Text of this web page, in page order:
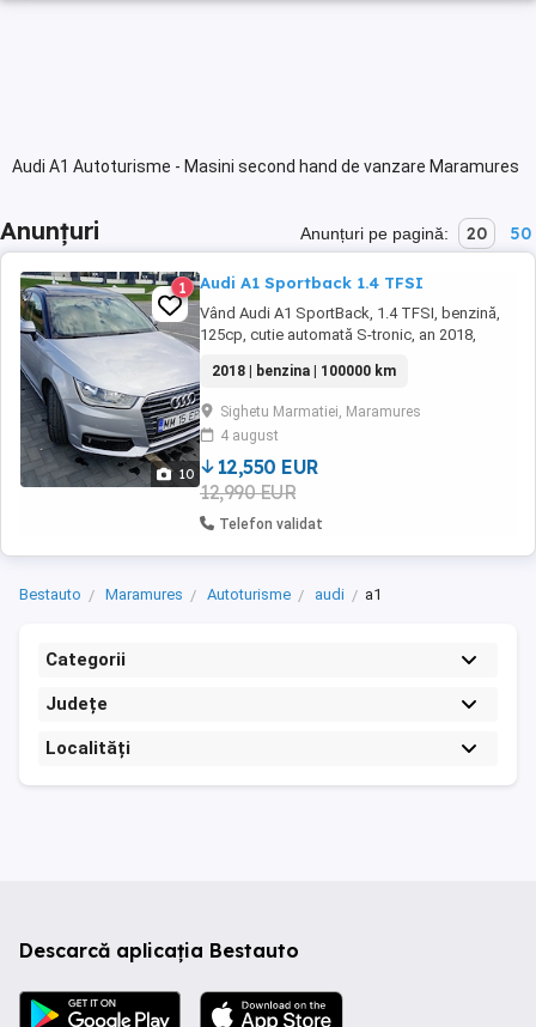
Audi A1 Autoturisme - Masini second hand de vanzare Maramures
Anunțuri Anunțuri pe pagină: 20 50
10
1 Audi A1 Sportback 1.4 TFSI
Vând Audi A1 SportBack, 1.4 TFSI, benzină,
125cp, cutie automată S-tronic, an 2018,
functionare, acte la zi, ITP valabil 2028,
proaspăt servisată. Dotări: airbag, abs, esp,
Drive Mode, trapă electrică, multimedia cu
navigație și ecran escamotabil, bluetooth, ...
2018 | benzina | 100000 km
Sighetu Marmatiei, Maramures
4 august
12,550 EUR
12,990 EUR
Telefon validat
Bestauto Maramures Autoturisme audi a1
Categorii
Județe
Localități
Descarcă aplicația Bestauto